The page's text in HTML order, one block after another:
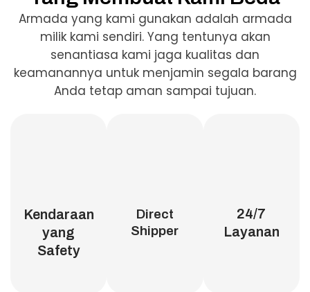
Armada yang kami gunakan adalah armada
milik kami sendiri. Yang tentunya akan
senantiasa kami jaga kualitas dan
keamanannya untuk menjamin segala barang
Anda tetap aman sampai tujuan.
Kendaraan
yang
Safety
Direct
Shipper
24/7
Layanan